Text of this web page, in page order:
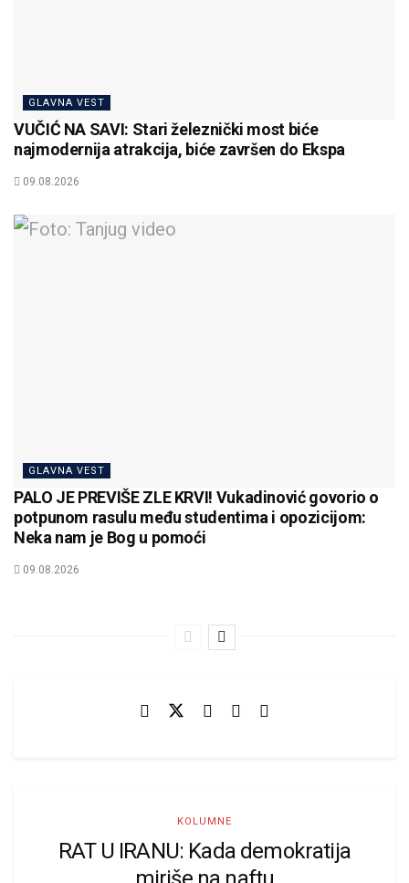
GLAVNA VEST
VUČIĆ NA SAVI: Stari železnički most biće
najmodernija atrakcija, biće završen do Ekspa
09.08.2026
GLAVNA VEST
PALO JE PREVIŠE ZLE KRVI! Vukadinović govorio o
potpunom rasulu među studentima i opozicijom:
Neka nam je Bog u pomoći
09.08.2026
KOLUMNE
RAT U IRANU: Kada demokratija